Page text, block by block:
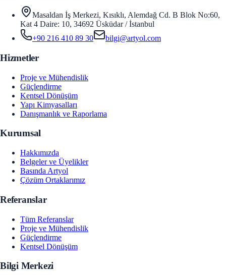
Masaldan İş Merkezi, Kısıklı, Alemdağ Cd. B Blok No:60,
Kat 4 Daire: 10, 34692 Üsküdar / İstanbul
+90 216 410 89 30
bilgi@artyol.com
Hizmetler
Proje ve Mühendislik
Güçlendirme
Kentsel Dönüşüm
Yapı Kimyasalları
Danışmanlık ve Raporlama
Kurumsal
Hakkımızda
Belgeler ve Üyelikler
Basında Artyol
Çözüm Ortaklarımız
Referanslar
Tüm Referanslar
Proje ve Mühendislik
Güçlendirme
Kentsel Dönüşüm
Bilgi Merkezi